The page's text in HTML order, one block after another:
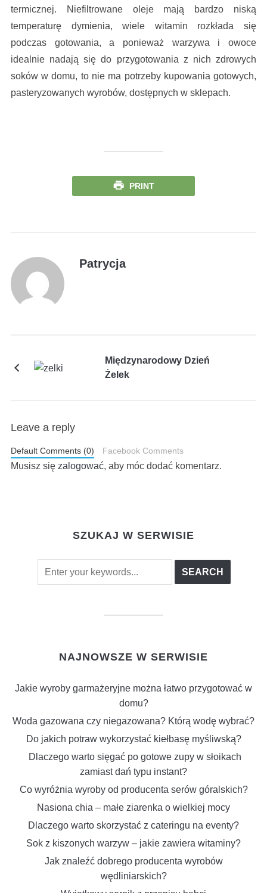
termicznej. Niefiltrowane oleje mają bardzo niską
temperaturę dymienia, wiele witamin rozkłada się
podczas gotowania, a ponieważ warzywa i owoce
idealnie nadają się do przygotowania z nich zdrowych
soków w domu, to nie ma potrzeby kupowania gotowych,
pasteryzowanych wyrobów, dostępnych w sklepach.
PRINT
Patrycja
Międzynarodowy Dzień
Żelek
Leave a reply
Default Comments (0) Facebook Comments
Musisz się zalogować, aby móc dodać komentarz.
SZUKAJ W SERWISIE
NAJNOWSZE W SERWISIE
Jakie wyroby garmażeryjne można łatwo przygotować w
domu?
Woda gazowana czy niegazowana? Którą wodę wybrać?
Do jakich potraw wykorzystać kiełbasę myśliwską?
Dlaczego warto sięgać po gotowe zupy w słoikach
zamiast dań typu instant?
Co wyróżnia wyroby od producenta serów góralskich?
Nasiona chia – małe ziarenka o wielkiej mocy
Dlaczego warto skorzystać z cateringu na eventy?
Sok z kiszonych warzyw – jakie zawiera witaminy?
Jak znaleźć dobrego producenta wyrobów
wędliniarskich?